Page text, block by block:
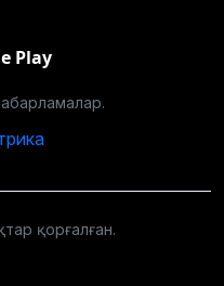
Play
қорғалған.